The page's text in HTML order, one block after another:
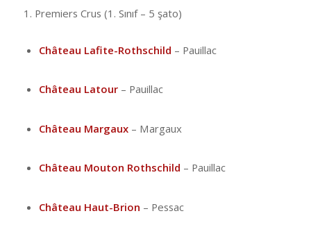
1. Premiers Crus (1. Sınıf – 5 şato)
Château Lafite-Rothschild – Pauillac
Château Latour– Pauillac
Château Margaux– Margaux
Château Mouton Rothschild – Pauillac
Château Haut-Brion – Pessac